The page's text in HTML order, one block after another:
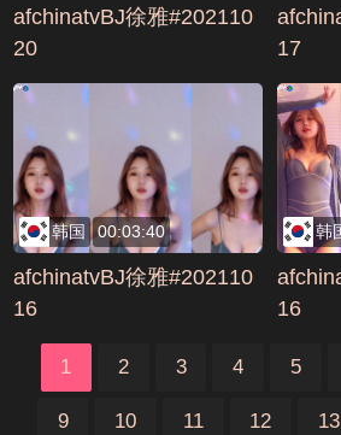
afchinatvBJ徐雅#202110
20
17
韩国 00:03:40
afchinatvBJ徐雅#202110
16
韩
16
1 2 3 4 5
9 10 11 12 13